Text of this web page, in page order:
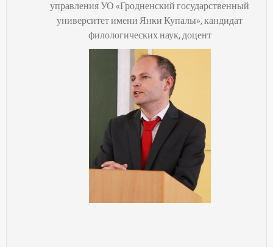
управления УО «Гродненский государственный
университет имени Янки Купалы», кандидат
филологических наук, доцент